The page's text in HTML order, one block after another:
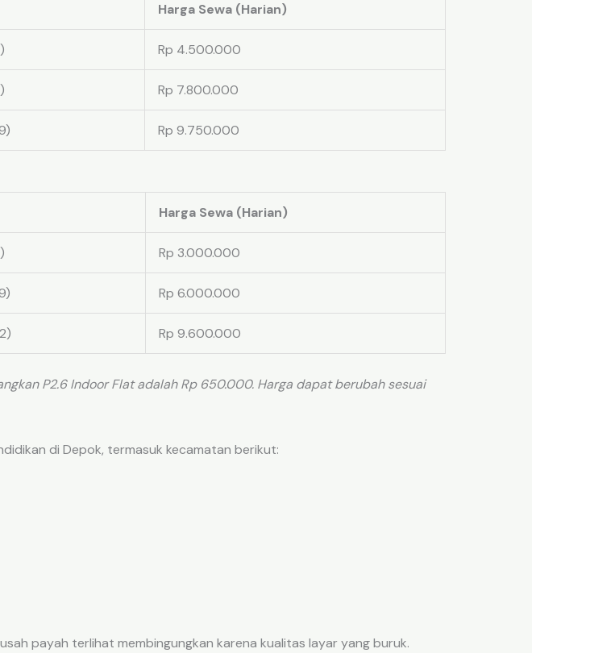
Harga Sewa (Harian)
Rp 4.500.000
Rp 7.800.000
Rp 9.750.000
Harga Sewa (Harian)
Rp 3.000.000
Rp 6.000.000
Rp 9.600.000
P2.6 Indoor Flat adalah Rp 650.000. Harga dapat berubah sesuai
di Depok, termasuk kecamatan berikut:
payah terlihat membingungkan karena kualitas layar yang buruk.